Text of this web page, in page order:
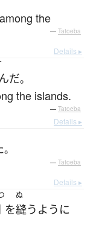
the
— Tatoeba
Details ▸
だ。
the islands.
— Tatoeba
Details ▸
。
— Tatoeba
Details ▸
を
ぬ
縫う ように